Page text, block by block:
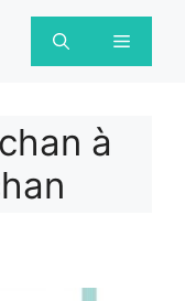
Menu
à